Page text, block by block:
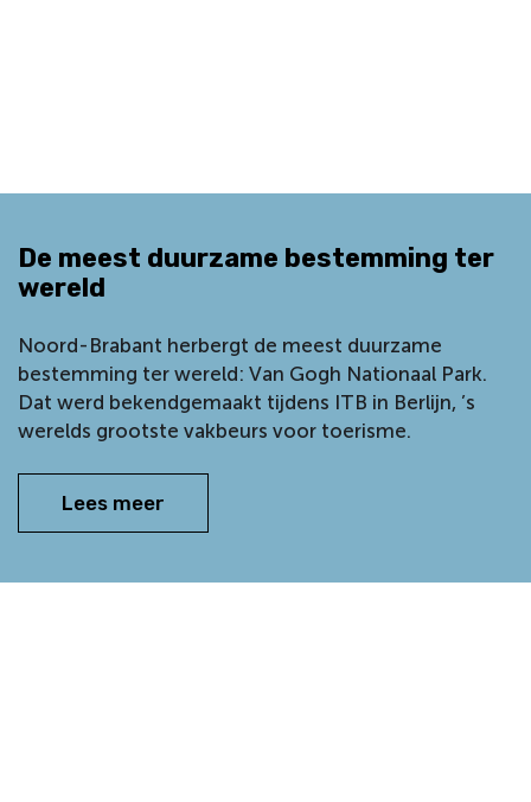
De meest duurzame bestemming ter
wereld
Noord-Brabant herbergt de meest duurzame
bestemming ter wereld: Van Gogh Nationaal Park.
Dat werd bekendgemaakt tijdens ITB in Berlijn, ’s
werelds grootste vakbeurs voor toerisme.
Lees meer